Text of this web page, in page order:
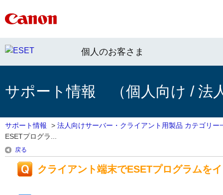
個人のお客さま
サポート情報 （個人向け / 法
サポート情報 > 法人向けサーバー・クライアント用製品 カテゴリー
ESETプログラ...
戻る
クライアント端末でESETプログラムを